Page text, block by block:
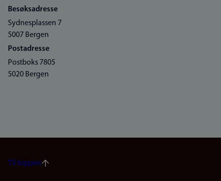
Besøksadresse
Sydnesplassen 7
5007 Bergen
Postadresse
Postboks 7805
5020 Bergen
Til toppen